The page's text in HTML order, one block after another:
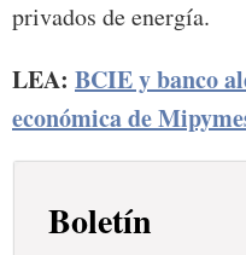
privados de energía.
LEA: BCIE y banco
económica de
Boletín